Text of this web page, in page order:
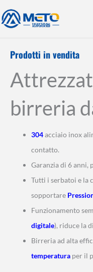
Vai
al
Prodotti in vendita
birreria
304acciaio inox
contatto.
Garanzia di 6 anni,
Tutti i serbatoi e la
sopportare
Funzionamento
digitale), riduce la
Birreria ad alta
temperatura per il